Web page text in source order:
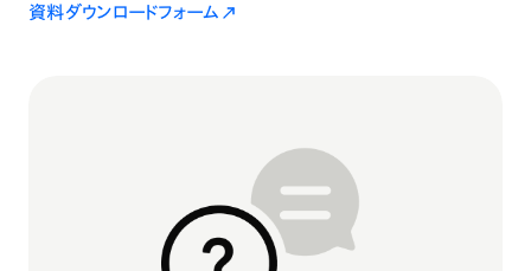
資料ダウンロードフォーム